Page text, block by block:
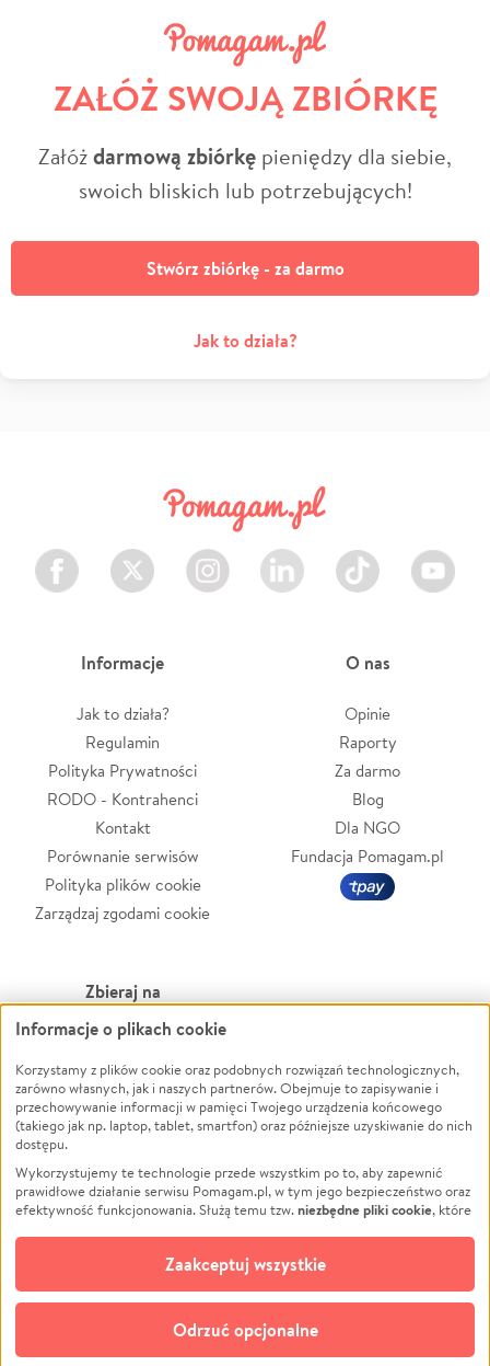
ZAŁÓŻ SWOJĄ ZBIÓRKĘ
Załóżdarmową zbiórkę pieniędzy dla siebie,
swoich bliskich lub potrzebujących!
Stwórz zbiórkę - za darmo
Jak to działa?
Facebook Twitter Instagram LinkedIn TikTok Youtube
Informacje
Jak to działa?
Regulamin
Polityka Prywatności
RODO - Kontrahenci
Kontakt
Porównanie serwisów
Polityka plików cookie
Zarządzaj zgodami cookie
O nas
Opinie
Raporty
Za darmo
Blog
Dla NGO
Fundacja Pomagam.pl
Zbieraj na
Leczenie
Zwierzęta
Pożar
Ukraina
Pomoc Finansowa
Projekty
Pogrzeb
Społeczność lokalna
Kultura
Powódź
Wichura
NGO
Edukacja
Podróż
Impreza
Ochrona środowiska
Biznes
Informacje o plikach cookie
Korzystamy z plików cookie oraz podobnych rozwiązań technologicznych,
zarówno własnych, jak i naszych partnerów. Obejmuje to zapisywanie i
przechowywanie informacji w pamięci Twojego urządzenia końcowego
(takiego jak np. laptop, tablet, smartfon) oraz późniejsze uzyskiwanie do nich
dostępu.
Wykorzystujemy te technologie przede wszystkim po to, aby zapewnić
prawidłowe działanie serwisu Pomagam.pl, w tym jego bezpieczeństwo oraz
efektywność funkcjonowania. Służą temu tzw.niezbędne pliki cookie, które
opcjonalnych plików cookie
technologii do celów analitycznych i retargetingowych. Możesz wyrazić
zgodę na ich stosowanie lub jej odmówić. W dowolnym momencie masz
możliwość zmiany swoich preferencji na stronie „Zarządzaj zgodami cookie”,
do której link znajdziesz w stopce serwisu Pomagam.pl. Opcjonalne pliki
cookie wykorzystywane są w następujących celach:
Odrzuć opcjonalne
Zaakceptuj wszystkie